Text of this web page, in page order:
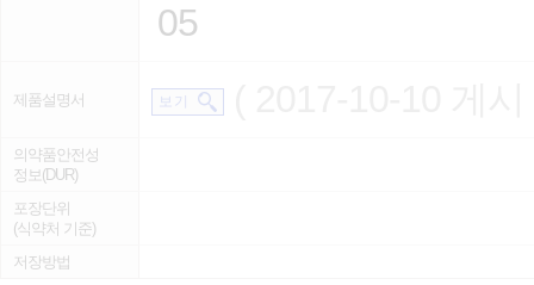
05
제품설명서 보 기
의약품안전성
정보(DUR)
포장단위
(식약처 기준)
저장방법